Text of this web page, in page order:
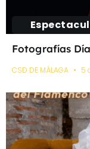
Fotografías
CSD DE MÁLAGA 5